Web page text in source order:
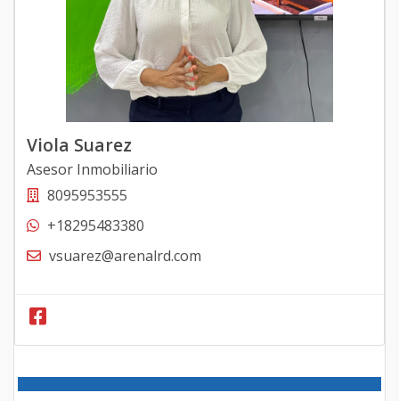
Viola Suarez
Asesor Inmobiliario
8095953555
+18295483380
vsuarez@arenalrd.com